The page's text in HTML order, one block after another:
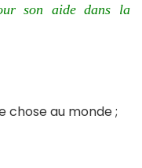
son aide dans la
chose au monde ;